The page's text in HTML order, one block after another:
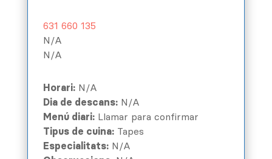
631 660 135
N/A
N/A
Horari:N/A
Dia de descans:N/A
Menú diari:Llamar para confirmar
Tipus de cuina:Tapes
Especialitats:N/A